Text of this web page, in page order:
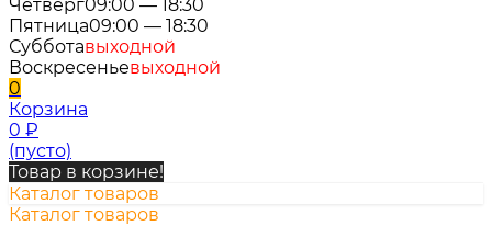
Четверг09:00 — 18:30
Пятница09:00 — 18:30
Субботавыходной
Воскресеньевыходной
0
Корзина
0 ₽
(пусто)
Товар в корзине!
Каталог товаров
Каталог товаров